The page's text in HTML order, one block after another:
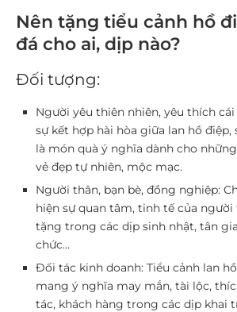
Nên tặng tiểu cảnh hồ
đá cho ai, dịp nào?
Đối tượng:
Người yêu thiên nhiên, yêu thích cái
sự kết hợp hài hòa giữa lan hồ điệp,
là món quà ý nghĩa dành cho
vẻ đẹp tự nhiên, mộc mạc.
Người thân, bạn bè, đồng nghiệp:
hiện sự quan tâm, tinh tế của
tặng trong các dịp sinh nhật, tân
chức…
Đối tác kinh doanh: Tiểu cảnh lan
mang ý nghĩa may mắn, tài lộc,
tác, khách hàng trong các dịp khai